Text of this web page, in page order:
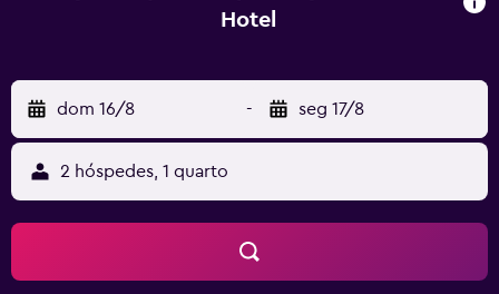
bagagem e recepção 24 horas, e os quartos são
Hotel
dom 16/8 - seg 17/8
2 hóspedes, 1 quarto